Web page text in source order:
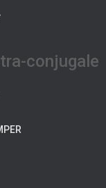
conjugale